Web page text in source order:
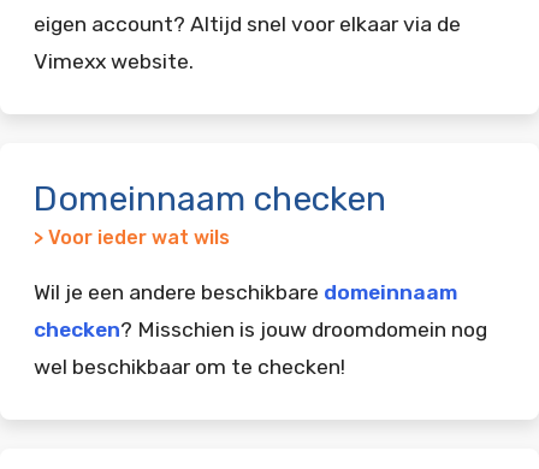
eigen account? Altijd snel voor elkaar via de
Vimexx website.
Domeinnaam checken
> Voor ieder wat wils
Wil je een andere beschikbare domeinnaam
checken? Misschien is jouw droomdomein nog
wel beschikbaar om te checken!